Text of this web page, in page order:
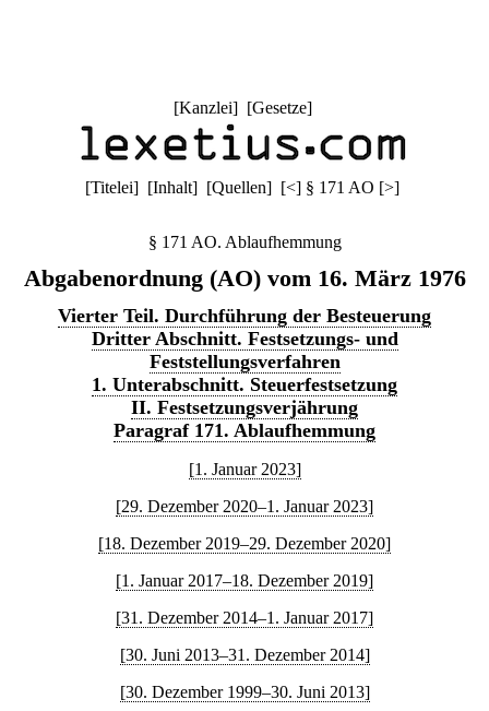
[Kanzlei] [Gesetze]
[Titelei] [Inhalt] [Quellen] [<] § 171 AO [>]
§ 171 AO. Ablaufhemmung
Abgabenordnung (AO) vom 16. März 1976
Vierter Teil. Durchführung der Besteuerung
Dritter Abschnitt. Festsetzungs- und
Feststellungsverfahren
1. Unterabschnitt. Steuerfestsetzung
II. Festsetzungsverjährung
Paragraf 171. Ablaufhemmung
[1. Januar 2023]
[29. Dezember 2020–1. Januar 2023]
[18. Dezember 2019–29. Dezember 2020]
[1. Januar 2017–18. Dezember 2019]
[31. Dezember 2014–1. Januar 2017]
[30. Juni 2013–31. Dezember 2014]
[30. Dezember 1999–30. Juni 2013]